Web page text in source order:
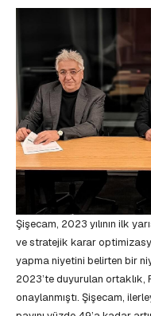
Şişecam, 2023 yılının ilk
ve stratejik karar
yapma niyetini belirten bir
2023’te duyurulan ortaklık,
onaylanmıştı. Şişecam,